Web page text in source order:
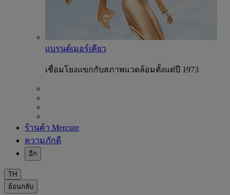
แบรนด์เมอร์เคียว
เชื่อมโยงแขกกับสภาพแวดล้อมตั้งแต่ปี 1973
ร้านค้า Mercure
ความภักดี
อีก
TH
ย้อนกลับ